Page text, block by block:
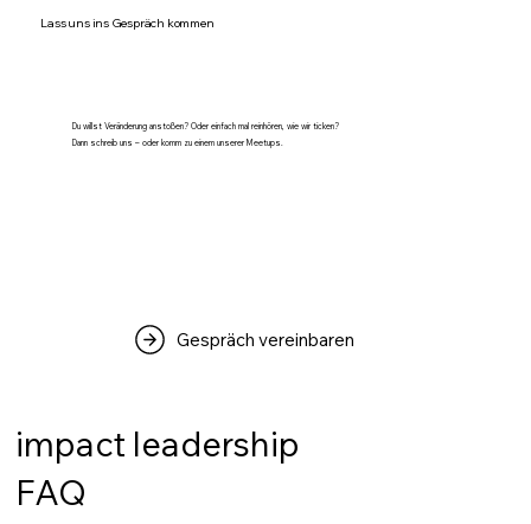
Lass uns ins Gespräch kommen
Du willst Veränderung anstoßen? Oder einfach mal reinhören, wie wir ticken?
Dann schreib uns – oder komm zu einem unserer Meetups.
Gespräch vereinbaren
impact leadership
FAQ